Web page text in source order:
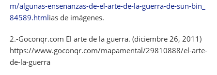
m/algunas-ensenanzas-de-el-arte-de-la-guerra-de-sun-bin_
84589.htmlias de imágenes.
2.-Goconqr.com El arte de la guerra. (diciembre 26, 2011)
https://www.goconqr.com/mapamental/29810888/el-arte-
de-la-guerra